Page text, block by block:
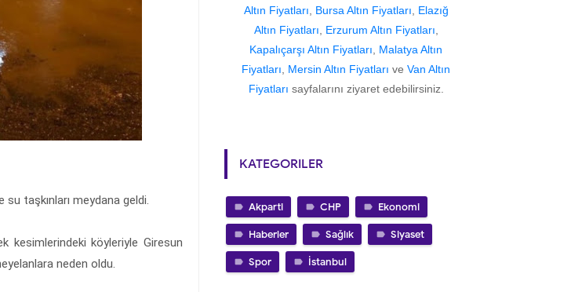
su taşkınları meydana geldi.
kesimlerindeki köyleriyle Giresun
neden oldu.
Altın Fiyatları, Bursa Altın Fiyatları, Elazığ
Altın Fiyatları, Erzurum Altın Fiyatları,
Kapalıçarşı Altın Fiyatları, Malatya Altın
Fiyatları, Mersin Altın Fiyatları ve Van Altın
Fiyatları sayfalarını ziyaret edebilirsiniz.
KATEGORILER
Akparti CHP Ekonomi
Haberler Sağlık Siyaset
Spor İstanbul